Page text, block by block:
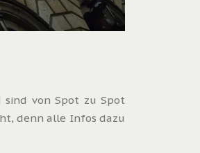
sind von Spot zu Spot
denn alle Infos dazu